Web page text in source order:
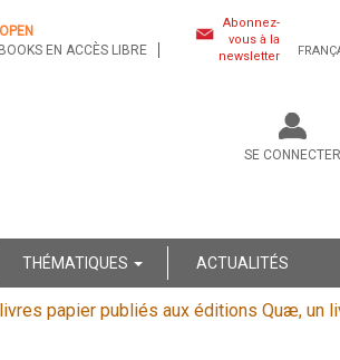
EN ACCÈS LIBRE
Abonnez-
vous à la
newsletter
SE CONNECTER
THÉMATIQUES ACTUALITÉS
papier publiés aux éditions Quæ, un